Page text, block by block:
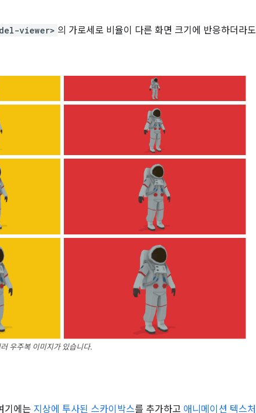
viewer> 의 가로세로 비율이 다른 화면 크기에 반응하더라도
우주복 이미지가 있습니다.
기에는 지상에 투사된 스카이박스를 추가하고 애니메이션 텍스처